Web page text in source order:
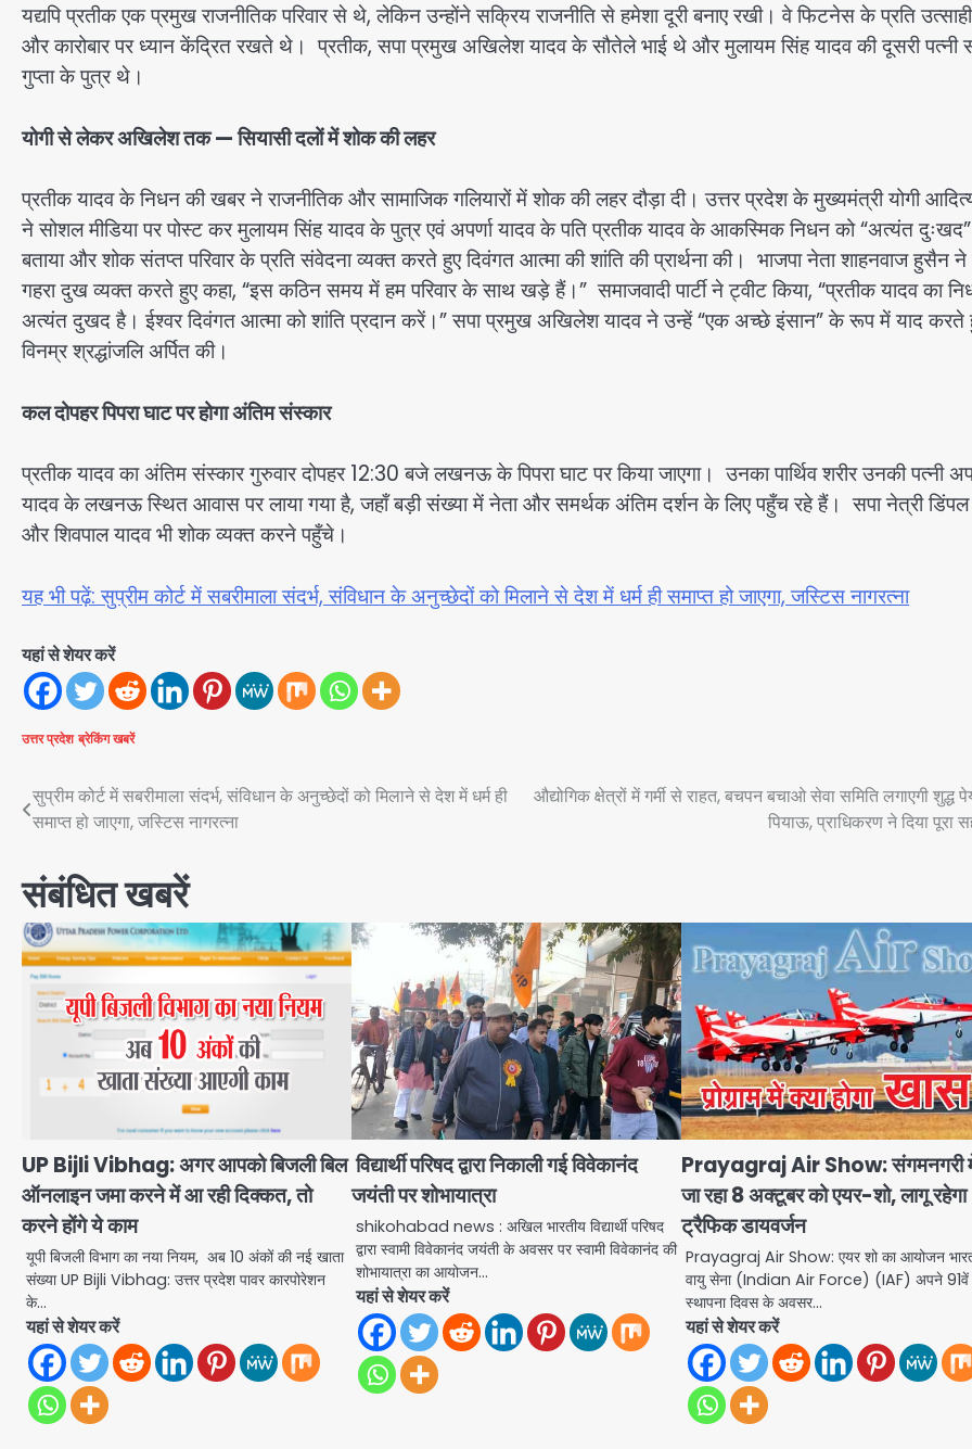
यद्यपि प्रतीक एक प्रमुख राजनीतिक परिवार से थे, लेकिन उन्होंने सक्रिय राजनीति से हमेशा दूरी बनाए रखी। वे फिटनेस के प्रति
और कारोबार पर ध्यान केंद्रित रखते थे। प्रतीक, सपा प्रमुख अखिलेश यादव के सौतेले भाई थे और मुलायम सिंह यादव की दूसरी पत्नी
गुप्ता के पुत्र थे।
योगी से लेकर अखिलेश तक — सियासी दलों में शोक की लहर
प्रतीक यादव के निधन की खबर ने राजनीतिक और सामाजिक गलियारों में शोक की लहर दौड़ा दी। उत्तर प्रदेश के मुख्यमंत्री योगी
ने सोशल मीडिया पर पोस्ट कर मुलायम सिंह यादव के पुत्र एवं अपर्णा यादव के पति प्रतीक यादव के आकस्मिक निधन को “अत्यंत दुःखद”
बताया और शोक संतप्त परिवार के प्रति संवेदना व्यक्त करते हुए दिवंगत आत्मा की शांति की प्रार्थना की। भाजपा नेता शाहनवाज हुसैन ने
गहरा दुख व्यक्त करते हुए कहा, “इस कठिन समय में हम परिवार के साथ खड़े हैं।” समाजवादी पार्टी ने ट्वीट किया, “प्रतीक यादव का
अत्यंत दुखद है। ईश्वर दिवंगत आत्मा को शांति प्रदान करें।” सपा प्रमुख अखिलेश यादव ने उन्हें “एक अच्छे इंसान” के रूप में याद करते
विनम्र श्रद्धांजलि अर्पित की।
कल दोपहर पिपरा घाट पर होगा अंतिम संस्कार
प्रतीक यादव का अंतिम संस्कार गुरुवार दोपहर 12:30 बजे लखनऊ के पिपरा घाट पर किया जाएगा। उनका पार्थिव शरीर उनकी पत्नी
यादव के लखनऊ स्थित आवास पर लाया गया है, जहाँ बड़ी संख्या में नेता और समर्थक अंतिम दर्शन के लिए पहुँच रहे हैं। सपा नेत्री डिंपल
और शिवपाल यादव भी शोक व्यक्त करने पहुँचे।
यह भी पढ़ें: सुप्रीम कोर्ट में सबरीमाला संदर्भ, संविधान के अनुच्छेदों को मिलाने से देश में धर्म ही समाप्त हो जाएगा, जस्टिस नागरत्ना
यहां से शेयर करें
उत्तर प्रदेश ब्रेकिंग खबरें
Post
navigation
सुप्रीम कोर्ट में सबरीमाला संदर्भ, संविधान के अनुच्छेदों को मिलाने से देश में धर्म ही
समाप्त हो जाएगा, जस्टिस नागरत्ना
औद्योगिक क्षेत्रों में गर्मी से राहत, बचपन बचाओ सेवा समिति लगाएगी शुद्ध
पियाऊ, प्राधिकरण ने दिया पूरा
संबंधित खबरें
UP Bijli Vibhag: अगर आपको बिजली बिल
ऑनलाइन जमा करने में आ रही दिक्कत, तो
करने होंगे ये काम
यूपी ब‍िजली व‍िभाग का नया न‍ियम, अब 10 अंकों की नई खाता
संख्‍या UP Bijli Vibhag: उत्तर प्रदेश पावर कारपोरेशन
के…
यहां से शेयर करें
विद्यार्थी परिषद द्वारा निकाली गई विवेकानंद
जयंती पर शोभायात्रा
shikohabad news : अखिल भारतीय विद्यार्थी परिषद
द्वारा स्वामी विवेकानंद जयंती के अवसर पर स्वामी विवेकानंद की
शोभायात्रा का आयोजन…
यहां से शेयर करें
Prayagraj Air Show: संगमनगरी
जा रहा 8 अक्टूबर को एयर-शो, लागू रहेगा
ट्रैफिक डायवर्जन
Prayagraj Air Show: एयर शो का आयोजन
वायु सेना (Indian Air Force) (IAF) अपने 91वें
स्थापना दिवस के अवसर…
यहां से शेयर करें